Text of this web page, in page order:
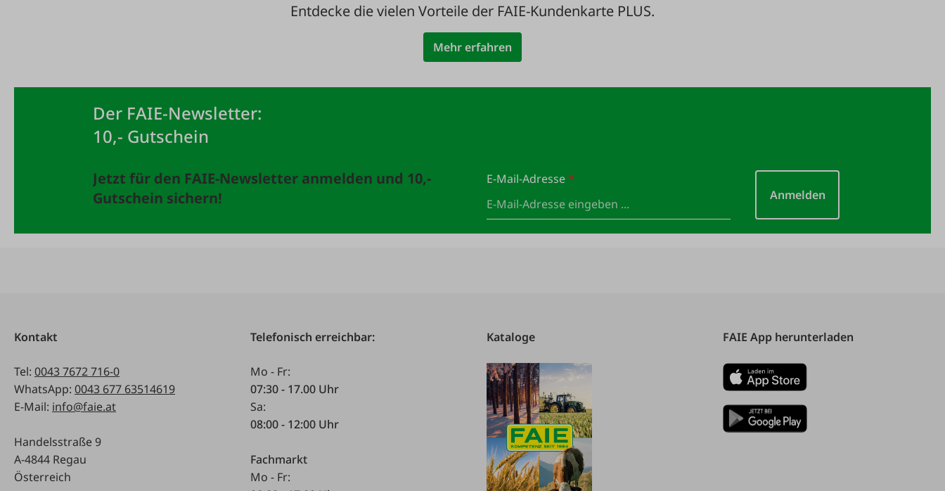
Entdecke die vielen Vorteile der FAIE-Kundenkarte PLUS.
Mehr erfahren
Der FAIE-Newsletter:
10,- Gutschein
Jetzt für den FAIE-Newsletter anmelden und 10,-
Gutschein sichern!
E-Mail-Adresse*
Anmelden
Kontakt
Tel: 0043 7672 716-0
WhatsApp: 0043 677 63514619
E-Mail: info@faie.at
Handelsstraße 9
A-4844 Regau
Österreich
Telefonisch erreichbar:
Mo - Fr:
07:30 - 17.00 Uhr
Sa:
08:00 - 12:00 Uhr
Fachmarkt
Mo - Fr:
Kataloge FAIE App herunterladen